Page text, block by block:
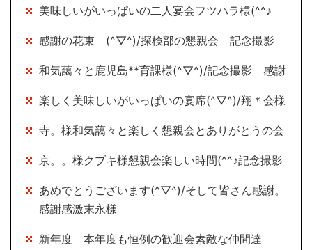
美味しいがいっぱいの二人宴会フツハラ様(^^♪
感謝の花束 (^▽^)/探検部の懇親会 記念撮影
和気藹々と鹿児島**育課様(^▽^)/記念撮影 感謝
楽しく美味しいがいっぱいの宴席(^▽^)/翔＊会様
寺。様和気藹々と楽しく懇親会とありがとうの会
京。。様クブキ様懇親会楽しい時間(^^♪記念撮影
あめでとうございます(^▽^)/そして皆さん感謝。
感謝感激末永様
新年度 本年度も恒例の歓迎会素敵な仲間達